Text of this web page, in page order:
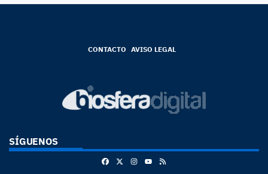
CONTACTO AVISO LEGAL
SÍGUENOS
FacebookInstagram